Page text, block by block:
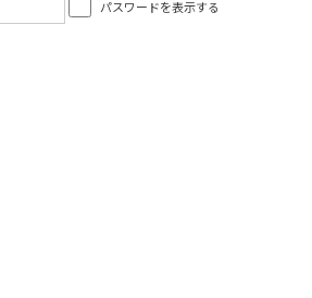
パスワードを表示する